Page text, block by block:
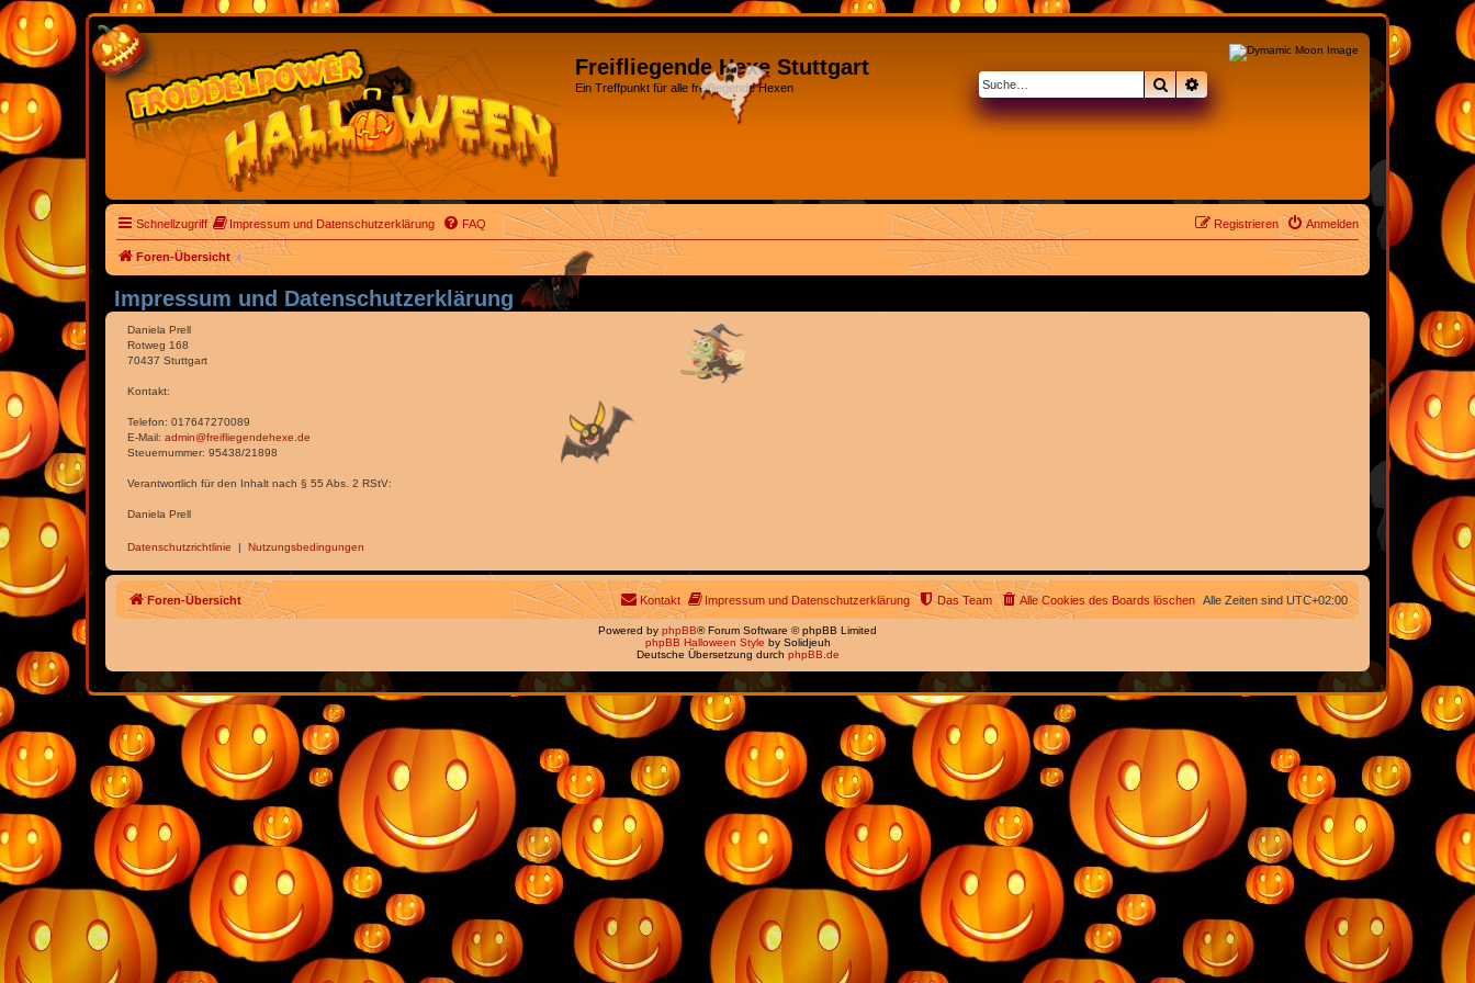
Freifliegende Hexe Stuttgart
Ein Treffpunkt für alle freifliegende Hexen SucheErweiterte Suche
Schnellzugriff Impressum und Datenschutzerklärung FAQ Anmelden
Registrieren
Foren-Übersicht
Impressum und Datenschutzerklärung
Daniela Prell
Rotweg 168
70437 Stuttgart
Kontakt:
Telefon: 017647270089
E-Mail: admin@freifliegendehexe.de
Steuernummer: 95438/21898
Verantwortlich für den Inhalt nach § 55 Abs. 2 RStV:
Daniela Prell
Datenschutzrichtlinie | Nutzungsbedingungen
Foren-Übersicht Alle Zeiten sind UTC+02:00
Alle Cookies des Boards löschen
Das Team
Impressum und Datenschutzerklärung
Kontakt
Powered by phpBB® Forum Software © phpBB Limited
phpBB Halloween Style by Solidjeuh
Deutsche Übersetzung durch phpBB.de